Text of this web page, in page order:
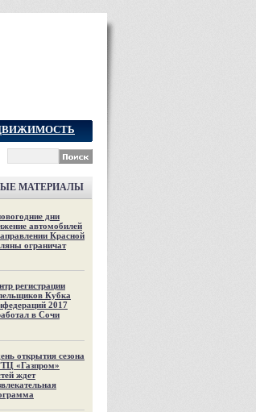
МАТЕРИАЛЫ
дни
автомобилей
Красной
ограничат
регистрации
Кубка
2017
в Сочи
открытия сезона
«Газпром»
ждет